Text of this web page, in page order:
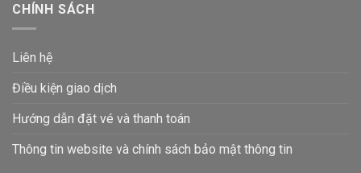
CHÍNH SÁCH
Liên hệ
Điều kiện giao dịch
Hướng dẫn đặt vé và thanh toán
Thông tin website và chính sách bảo mật thông tin